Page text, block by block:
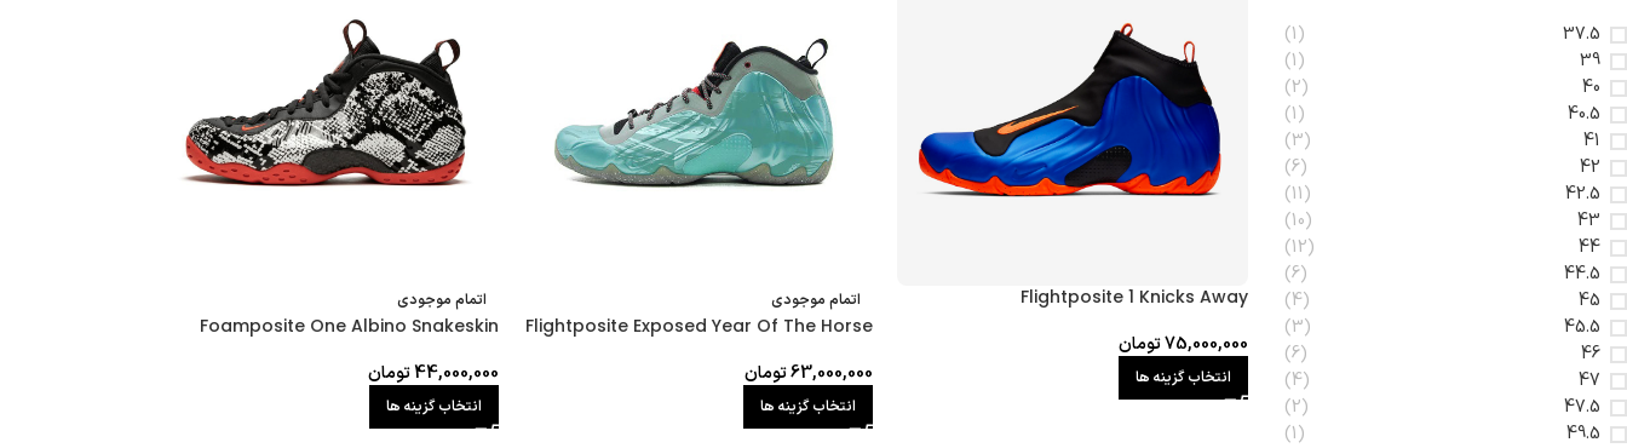
37.5
(1)
39
(1)
40
(2)
40.5
(1)
41
(3)
42
(6)
42.5
(11)
43
(10)
44
(12)
44.5
(6)
45
(4)
45.5
(3)
46
(6)
47
(4)
47.5
(2)
49.5
(1)
Flightposite 1 Knicks Away
75,000,000تومان
انتخاب گزینه ها
اتمام موجودی
Flightposite Exposed Year Of The Horse
63,000,000تومان
انتخاب گزینه ها
اتمام موجودی
Foamposite One Albino Snakeskin
44,000,000تومان
انتخاب گزینه ها